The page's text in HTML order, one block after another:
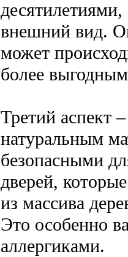
внешний вид.
может
более
Третий аспект
натуральным
безопасными
дверей,
из массива
Это особенно
аллергиками.